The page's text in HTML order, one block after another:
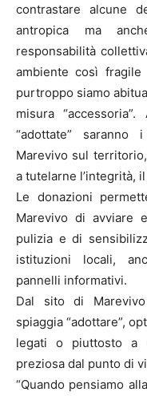
contrastare alcune
antropica ma
responsabilità
ambiente così
purtroppo siamo
misura
“adottate”
Marevivo sul
a tutelarne l’integrità,
Le donazioni
Marevivo di avviare
pulizia e di
istituzioni locali,
pannelli informativi.
Dal sito di
spiaggia “adottare”,
legati o piuttosto a
preziosa dal punto di
“Quando pensiamo